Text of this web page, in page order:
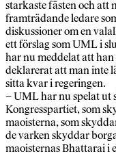
starkaste fästen och att
framträdande ledare
diskussioner om en
ett förslag som UML i
har nu meddelat att
deklarerat att man inte
sitta kvar i regeringen.
– UML har nu spelat ut
Kongresspartiet, som
maoisterna, som
de varken skyddar
maoisternas Bhattarai